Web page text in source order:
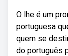
O lhe é um
portuguesa
quem se
do português